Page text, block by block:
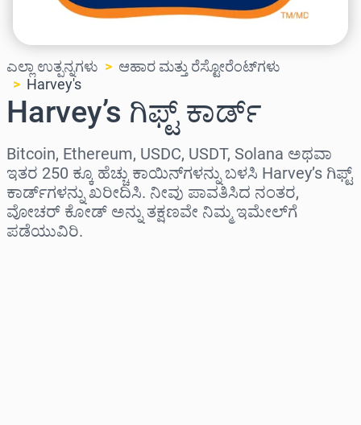
ಎಲ್ಲಾ ಉತ್ಪನ್ನಗಳು
ಆಹಾರ ಮತ್ತು ರೆಸ್ಟೋರೆಂಟ್‌ಗಳು
Harvey's
Harvey’s ಗಿಫ್ಟ್ ಕಾರ್ಡ್
Bitcoin, Ethereum, USDC, USDT, Solana ಅಥವಾ
ಇತರ 250 ಕ್ಕೂ ಹೆಚ್ಚು ಕಾಯಿನ್‌ಗಳನ್ನು ಬಳಸಿ Harvey’s ಗಿಫ್ಟ್
ಕಾರ್ಡ್‌ಗಳನ್ನು ಖರೀದಿಸಿ. ನೀವು ಪಾವತಿಸಿದ ನಂತರ,
ವೋಚರ್ ಕೋಡ್ ಅನ್ನು ತಕ್ಷಣವೇ ನಿಮ್ಮ ಇಮೇಲ್‌ಗೆ
ಪಡೆಯುವಿರಿ.